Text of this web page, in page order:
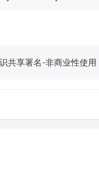
共享署名-非商业性使